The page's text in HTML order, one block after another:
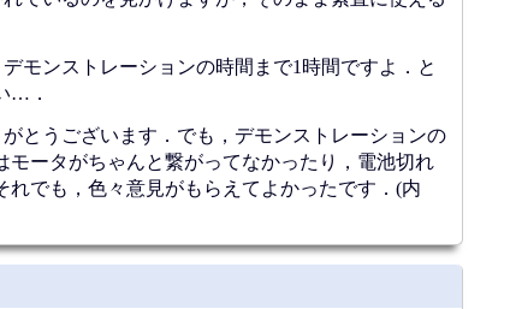
モンストレーションの時間まで1時間ですよ．と
…．
とうございます．でも，デモンストレーションの
ータがちゃんと繋がってなかったり，電池切れ
でも，色々意見がもらえてよかったです．(内